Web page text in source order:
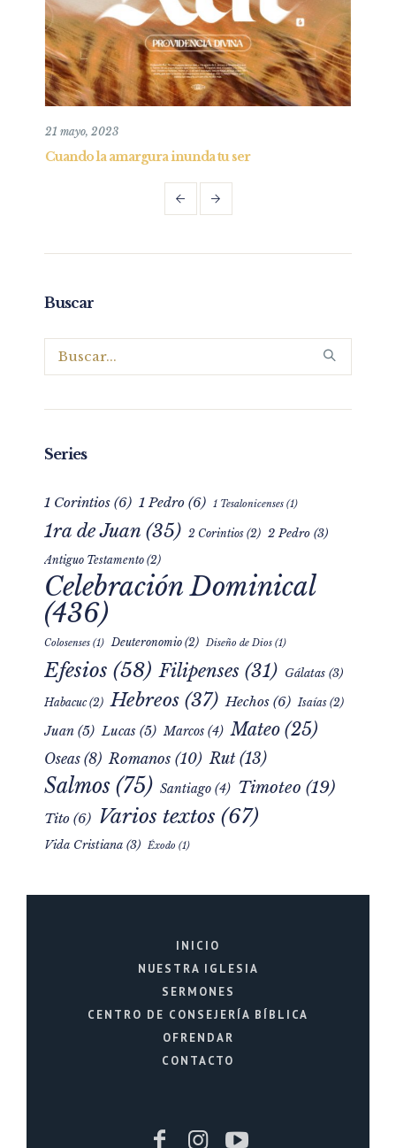
La Verdad en la agonía
Buscar
Series
1 Corintios (6) 1 Pedro (6) 1 Tesalonicenses (1)
1ra de Juan (35) 2 Corintios (2) 2 Pedro (3)
Antiguo Testamento (2)
Celebración Dominical
(436)
Colosenses (1) Deuteronomio (2) Diseño de Dios (1)
Efesios (58) Filipenses (31) Gálatas (3)
Habacuc (2) Hebreos (37) Hechos (6) Isaías (2)
Juan (5) Lucas (5) Marcos (4) Mateo (25)
Oseas (8) Romanos (10) Rut(13)
Salmos (75) Santiago (4) Timoteo (19)
Tito (6) Varios textos (67)
Vida Cristiana (3) Éxodo (1)
INICIO
NUESTRA IGLESIA
SERMONES
CENTRO DE CONSEJERÍA BÍBLICA
OFRENDAR
CONTACTO